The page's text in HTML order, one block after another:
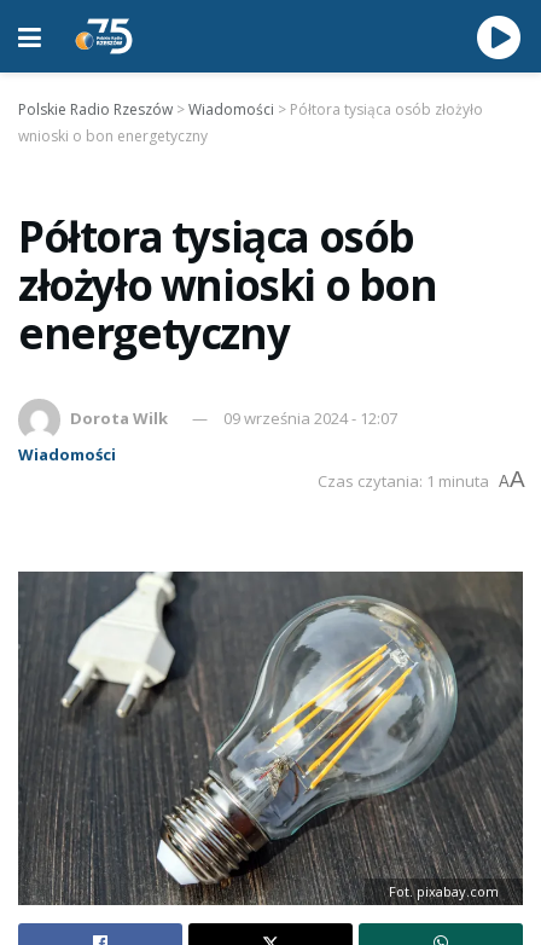
Polskie Radio Rzeszów >Wiadomości > Półtora tysiąca osób złożyło
wnioski o bon energetyczny
Półtora tysiąca osób
złożyło wnioski o bon
energetyczny
Dorota Wilk
09 września 2024 - 12:07
Wiadomości
Czas czytania: 1 minuta AA
Fot. pixabay.com